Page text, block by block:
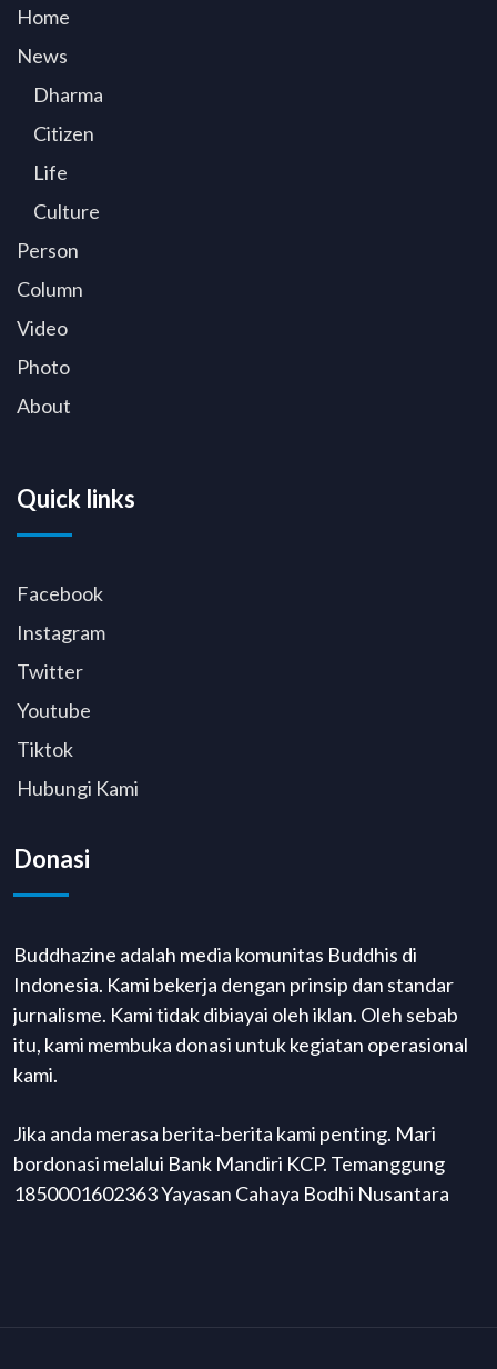
Home
News
Dharma
Citizen
Life
Culture
Person
Column
Video
Photo
About
Quick links
Facebook
Instagram
Twitter
Youtube
Tiktok
Hubungi Kami
Donasi
Buddhazine adalah media komunitas Buddhis di
Indonesia. Kami bekerja dengan prinsip dan standar
jurnalisme. Kami tidak dibiayai oleh iklan. Oleh sebab
itu, kami membuka donasi untuk kegiatan operasional
kami.
Jika anda merasa berita-berita kami penting. Mari
bordonasi melalui Bank Mandiri KCP. Temanggung
1850001602363 Yayasan Cahaya Bodhi Nusantara